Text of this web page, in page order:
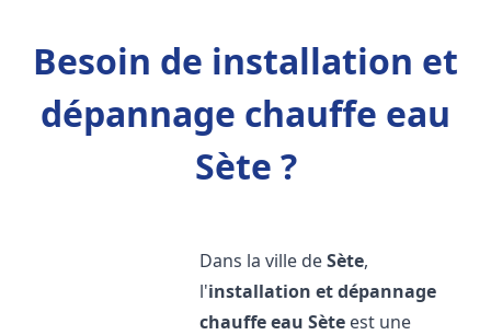
Besoin de installation et
dépannage chauffe eau
Sète ?
Dans la ville deSète,
l'installation et dépannage
chauffe eau Sète est une